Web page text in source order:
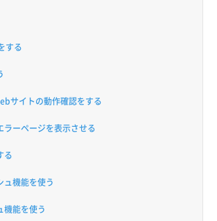
する
サイトの動作確認をする
ラーページを表示させる
る
ュ機能を使う
機能を使う